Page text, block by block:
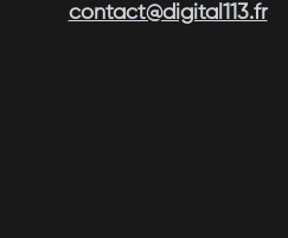
contact@digital113.fr